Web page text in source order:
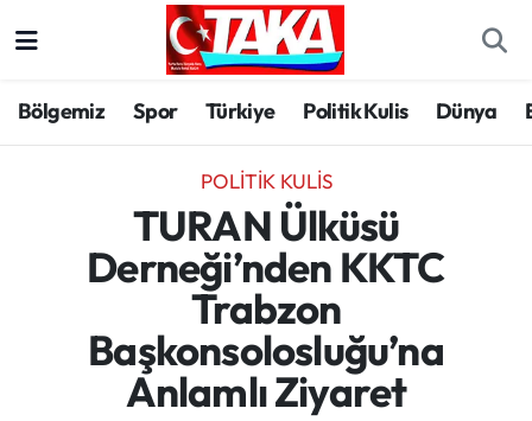
Bölgemiz Spor Türkiye Politik Kulis Dünya
POLITIK KULIS
TURAN Ülküsü
Derneği’nden KKTC
Trabzon
Başkonsolosluğu’na
Anlamlı Ziyaret
Spor
Türkiye
Kültür/Sanat
Politika
Politik Kulis
Trabzon Hava Durumu
Trabzon Trafik Yoğunluk Haritası
Süper Lig Puan Durumu ve Fikstür
Tüm Manşetler
Son Dakika Haberleri